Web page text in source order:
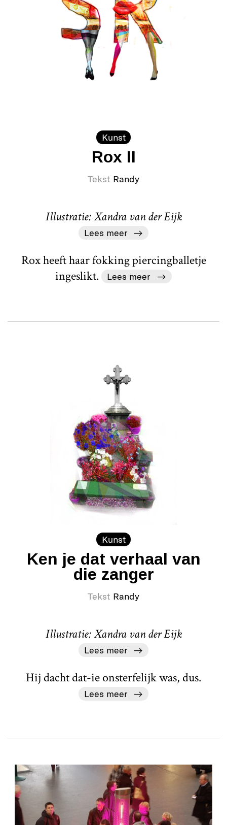
Kunst
Rox II
Tekst Randy
Illustratie: Xandra van der Eijk
Lees meer
Rox heeft haar fokking piercingballetje
ingeslikt.
Lees meer
Kunst
Ken je dat verhaal van
die zanger
Tekst Randy
Illustratie: Xandra van der Eijk
Lees meer
Hij dacht dat-ie onsterfelijk was, dus.
Lees meer